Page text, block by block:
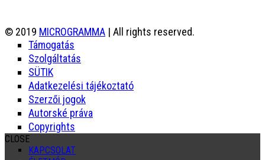
© 2019 MICROGRAMMA | All rights reserved.
Támogatás
Szolgáltatás
SÜTIK
Adatkezelési tájékoztató
Szerzői jogok
Autorské práva
Copyrights
CLOSE
KAPCSOLAT